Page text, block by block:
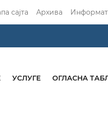
сајта Архива
УСЛУГЕ ОГЛАСНА